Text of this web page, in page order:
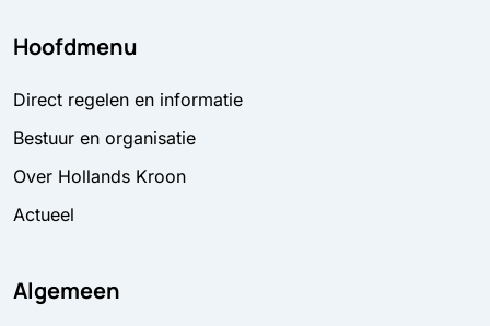
Hoofdmenu
Direct regelen en informatie
Bestuur en organisatie
Over Hollands Kroon
Actueel
Algemeen